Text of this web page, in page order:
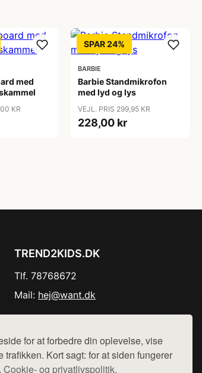
for at forbedre din oplevelse, vise
Kort sagt: for at siden fungerer
Cookie- og privatlivspolitik.
med
KR
SPAR 24%
BARBIE
Barbie Standmikrofon
med lyd og lys
VEJL. PRIS 299,95 KR
228,00 kr
TREND2KIDS.DK
Tlf. 78768672
Mail: hej@want.dk